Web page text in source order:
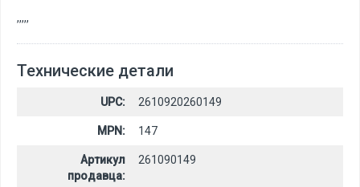
,,,,,
Технические детали
UPC: 2610920260149
MPN: 147
Артикул
продавца:
261090149